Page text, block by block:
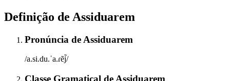
Definição de Assiduarem
Pronúncia de Assiduarem
/a.si.du.ˈa.ɾẽj̃/
Classe Gramatical de Assiduarem